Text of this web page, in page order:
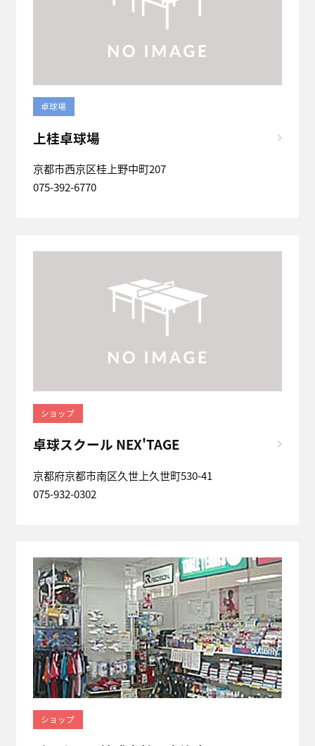
卓球場
上桂卓球場
京都市西京区桂上野中町207
075-392-6770
ショップ
卓球スクール NEX'TAGE
京都府京都市南区久世上久世町530-41
075-932-0302
ショップ